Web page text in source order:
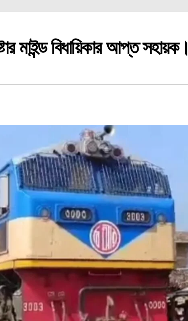
মাইন্ড বিধায়িকার আপ্ত সহায়ক।